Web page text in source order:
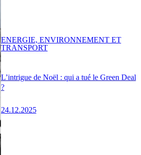
L’intrigue de Noël : qui a tué le Green Deal
?
24.12.2025
ENERGIE, ENVIRONNEMENT ET
TRANSPORT